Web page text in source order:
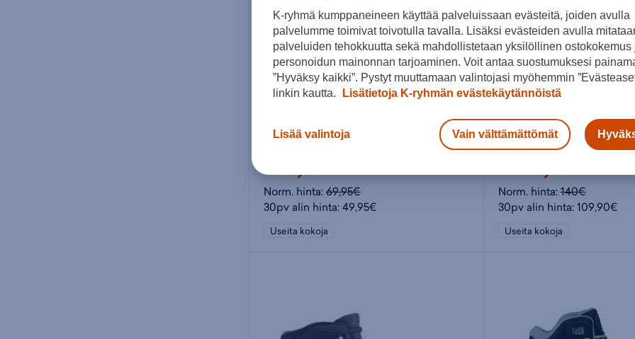
Kona VI Mid AQX M - metsästyskengät
49,95€
Norm. hinta:69,95€
30pv alin hinta: 49,95€
Useita kokoja
Salomon
109,90€
Norm. hinta:140€
30pv alin hinta: 109,90€
Useita kokoja
K-ryhmä kumppaneineen käyttää palveluissaan evästeitä, joiden avulla
palvelumme toimivat toivotulla tavalla. Lisäksi evästeiden avulla
palveluiden tehokkuutta sekä mahdollistetaan yksilöllinen ostokokemus
personoidun mainonnan tarjoaminen. Voit antaa suostumuksesi
”Hyväksy kaikki”. Pystyt muuttamaan valintojasi myöhemmin
linkin kautta.
Lisätietoja K-ryhmän evästekäytännöistä
Lisää valintoja Vain välttämättömät